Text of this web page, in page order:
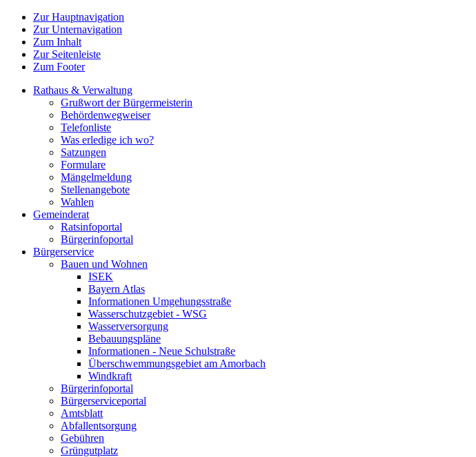
Zur Hauptnavigation
Zur Unternavigation
Zum Inhalt
Zur Seitenleiste
Zum Footer
Rathaus & Verwaltung
Grußwort der Bürgermeisterin
Behördenwegweiser
Telefonliste
Was erledige ich wo?
Satzungen
Formulare
Mängelmeldung
Stellenangebote
Wahlen
Gemeinderat
Ratsinfoportal
Bürgerinfoportal
Bürgerservice
Bauen und Wohnen
ISEK
Bayern Atlas
Informationen Umgehungsstraße
Wasserschutzgebiet - WSG
Wasserversorgung
Bebauungspläne
Informationen - Neue Schulstraße
Überschwemmungsgebiet am Amorbach
Windkraft
Bürgerinfoportal
Bürgerserviceportal
Amtsblatt
Abfallentsorgung
Gebühren
Grüngutplatz